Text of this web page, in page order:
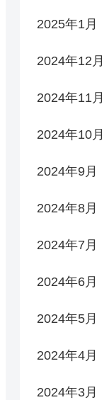
2025年1月
2024年12月
2024年11月
2024年10月
2024年9月
2024年8月
2024年7月
2024年6月
2024年5月
2024年4月
2024年3月